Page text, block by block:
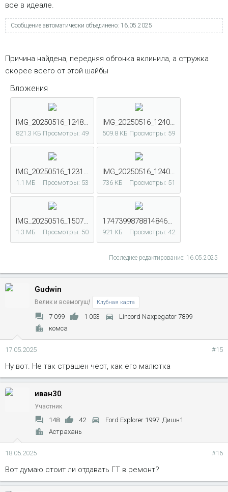
все в идеале.
Сообщение автоматически объединено: 16.05.2025
Причина найдена, передняя обгонка вклинила, а стружка
скорее всего от этой шайбы
Вложения
IMG_20250516_124851.jpg
821.3 КБ Просмотры: 49
IMG_20250516_124051.jpg
509.8 КБ Просмотры: 59
IMG_20250516_123135.jpg
1.1 МБ Просмотры: 53
IMG_20250516_124042.jpg
736 КБ Просмотры: 51
IMG_20250516_150722.jpg
1.3 МБ Просмотры: 50
17473998788148469498202224649853.jpg
921 КБ Просмотры: 42
Последнее редактирование: 16.05.2025
Gudwin
Велик и всемогущ! Клубная карта
7 099 1 053
Lincord Naxpegator 7899
комса
17.05.2025 #15
Ну вот. Не так страшен черт, как его малютка
иван30
Участник
148 42
Ford Explorer 1997. Дишн1
Астрахань
18.05.2025 #16
Вот думаю стоит ли отдавать ГТ в ремонт?